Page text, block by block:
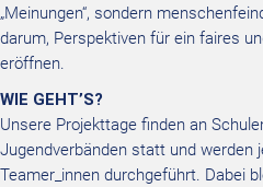
„Meinungen“, sondern
darum, Perspektiven für ein faires
eröffnen.
WIE GEHT’S?
Unsere Projekttage finden an
Jugendverbänden statt und werden
Teamer_innen durchgeführt. Dabei